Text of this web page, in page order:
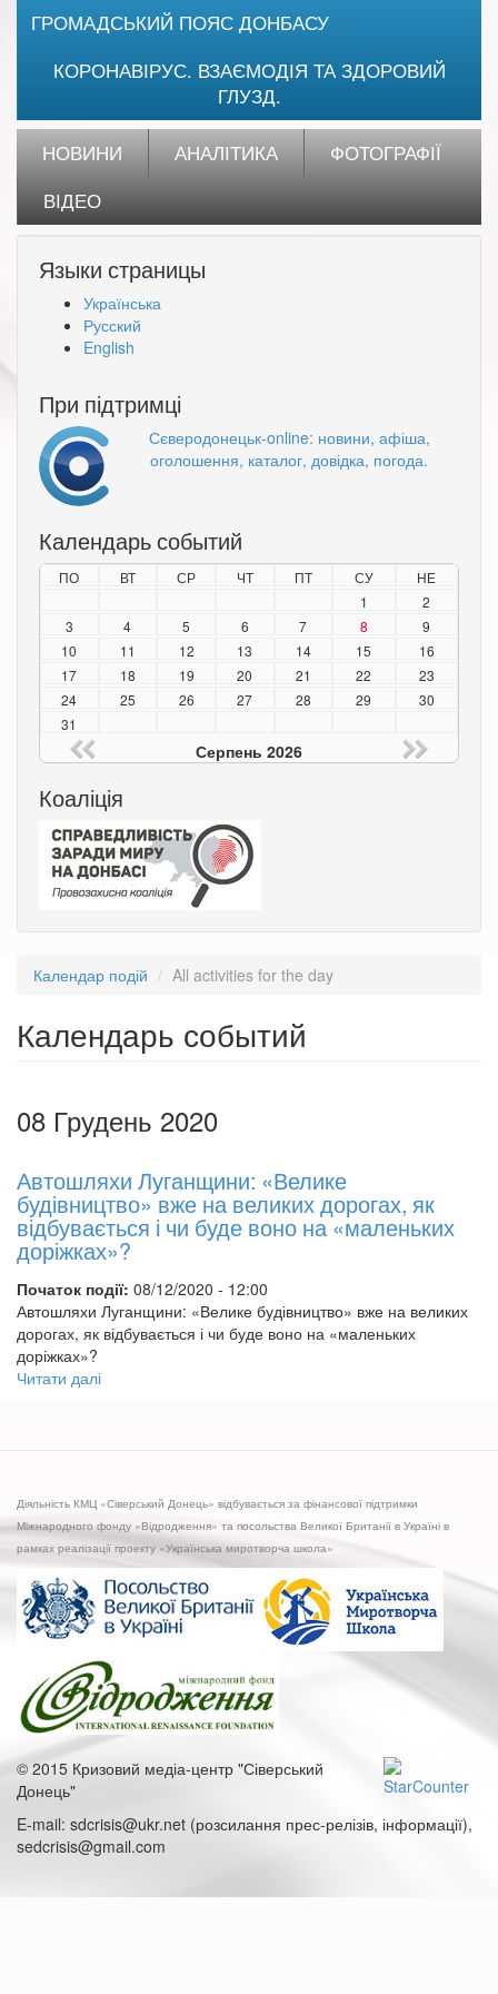
ГРОМАДСЬКИЙ ПОЯС ДОНБАСУ
КОРОНАВІРУС. ВЗАЄМОДІЯ ТА ЗДОРОВИЙ
ГЛУЗД.
НОВИНИ АНАЛІТИКА
ФОТОГРАФІЇ
ВІДЕО
Языки страницы
Українська
Русский
English
При підтримці
Сєверодонецьк-online: новини, афіша,
оголошення, каталог, довідка, погода.
Календарь событий
ПО ВТ СР ЧТ ПТ СУ
НЕ
1
2
3
4 5 6 7 8
9
10
11 12 13 14 15
16
17
18 19 20 21 22
23
24
25 26 27 28 29
30
31
Серпень 2026
Коаліція
Календар подій All activities for the day
Календарь событий
08 Грудень 2020
Автошляхи Луганщини: «Велике
будівництво» вже на великих дорогах, як
відбувається і чи буде воно на «маленьких
доріжках»?
Початок події: 08/12/2020 - 12:00
Автошляхи Луганщини: «Велике будівництво» вже на великих
дорогах, як відбувається і чи буде воно на «маленьких
доріжках»?
Читати далі
на
великих
дорогах,
як
відбувається
чи
буде
воно
на
«маленьких
Діяльність КМЦ «Сіверський Донець» відбувається за фінансової підтримки
Міжнародного фонду «Відродження» та посольства Великої Британії в Україні в
рамках реалізації проекту «Українська миротворча школа»
© 2015 Кризовий медіа-центр "Сіверський
Донець"
E-mail: sdcrisis@ukr.net (розсилання прес-релізів, інформації),
sedcrisis@gmail.com